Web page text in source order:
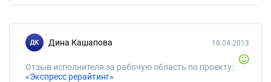
Дина Кашапова
Отзыв исполнителя за рабочую область по проекту:
«Экспресс рерайтинг»
18.04.2013